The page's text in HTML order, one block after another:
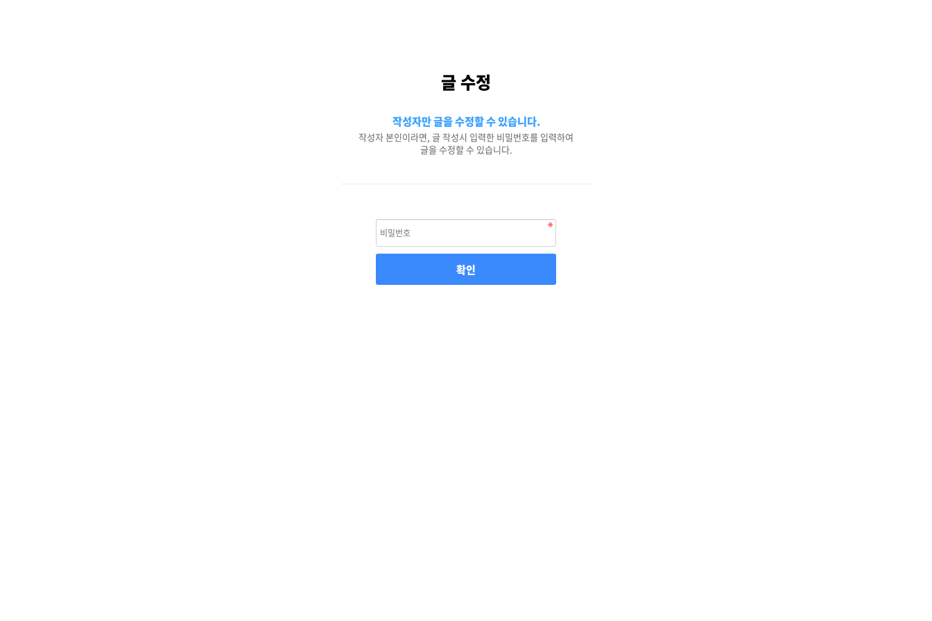
글 수정
작성자만 글을 수정할 수 있습니다.
작성자 본인이라면, 글 작성시 입력한 비밀번호를 입력하여
글을 수정할 수 있습니다.